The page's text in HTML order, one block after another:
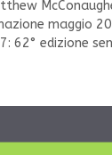
maggio
62° edizione